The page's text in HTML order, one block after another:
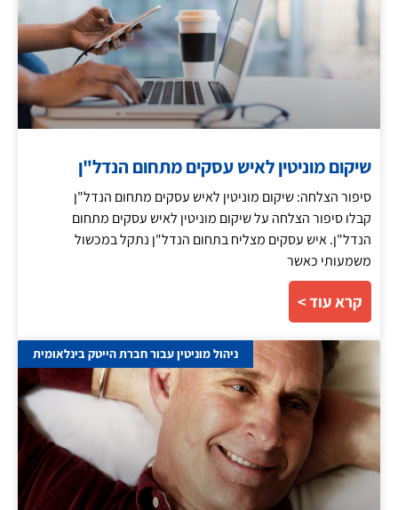
שיקום מוניטין לאיש עסקים מתחום הנדל"ן
סיפור הצלחה: שיקום מוניטין לאיש עסקים מתחום הנדל"ן
קבלו סיפור הצלחה על שיקום מוניטין לאיש עסקים מתחום
הנדל"ן. איש עסקים מצליח בתחום הנדל"ן נתקל במכשול
משמעותי כאשר
קרא עוד >
ניהול מוניטין עבור חברת הייטק בינלאומית